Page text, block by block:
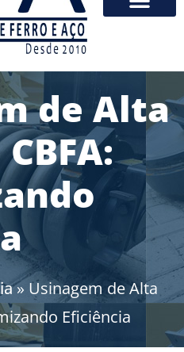
de Alta
» Usinagem de Alta
Eficiência